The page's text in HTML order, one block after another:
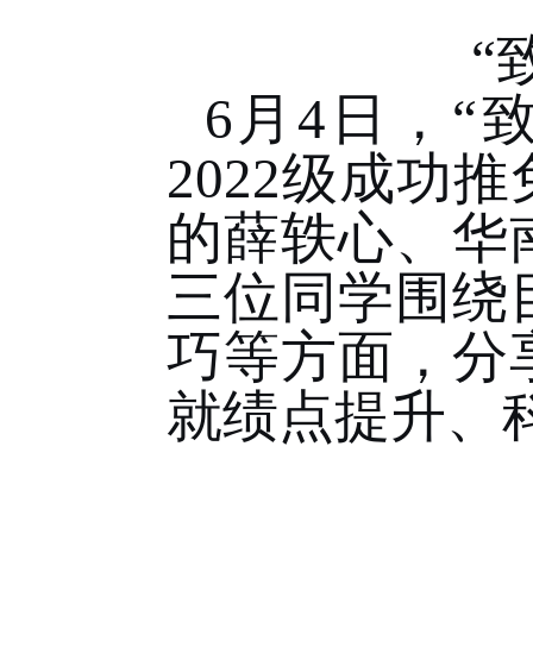
“
6 月 4 日，“
2022级成功推
的薛轶心、华
三位同学围绕
巧等方面，分
就绩点提升、